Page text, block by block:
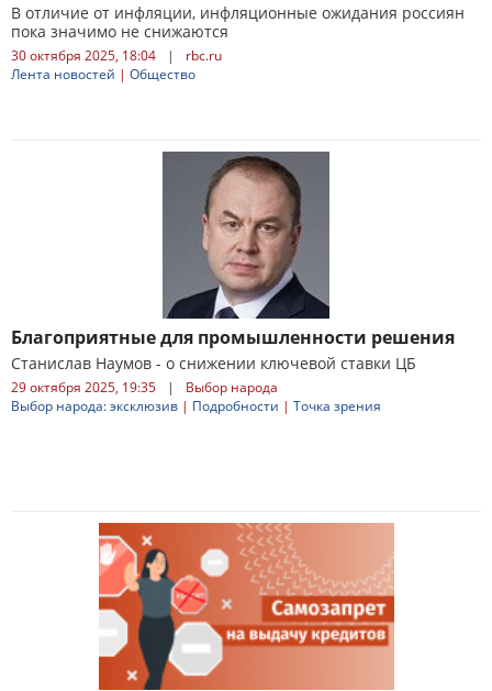
В отличие от инфляции, инфляционные ожидания россиян
пока значимо не снижаются
30 октября 2025, 18:04 |
rbc.ru
Лента новостей | Общество
Благоприятные для промышленности решения
Станислав Наумов - о снижении ключевой ставки ЦБ
29 октября 2025, 19:35 |
Выбор народа
Выбор народа: эксклюзив | Подробности | Точка зрения